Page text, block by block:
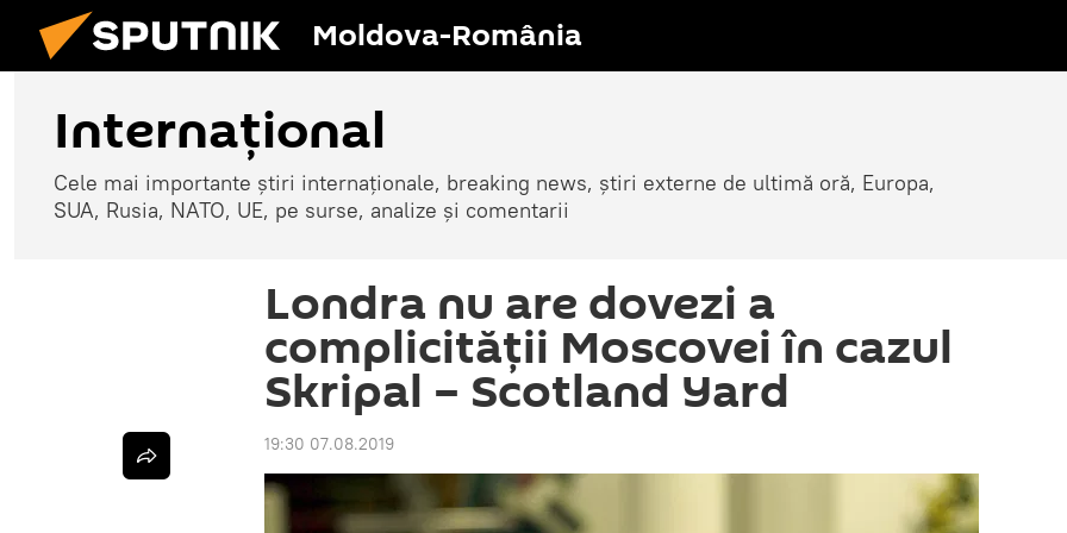
Moldova-România
Internaţional
Cele mai importante știri internaționale, breaking news, știri externe de ultimă oră, Europa,
SUA, Rusia, NATO, UE, pe surse, analize și comentarii
Londra nu are dovezi a
complicității Moscovei în cazul
Skripal – Scotland Yard
19:30 07.08.2019